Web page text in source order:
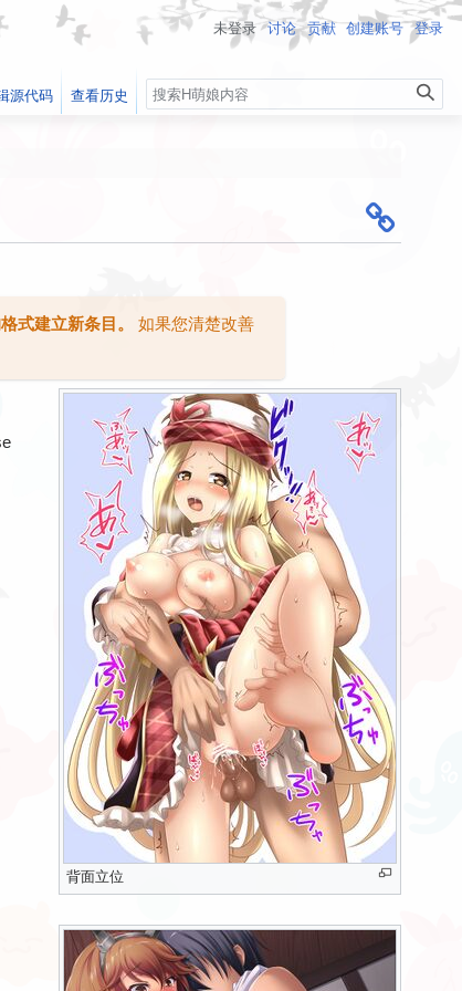
式建立新条目。
如果您清楚改善
背面立位
未登录 讨论 贡献 创建账号 登录
源代码 查看历史
搜